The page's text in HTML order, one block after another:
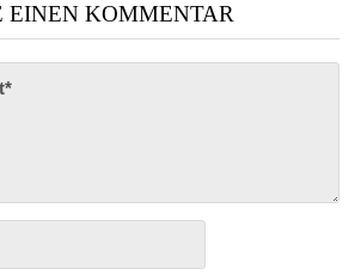
EINEN KOMMENTAR